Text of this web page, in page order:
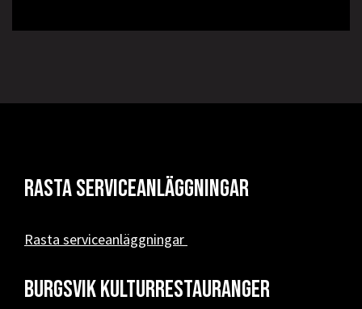
Rasta serviceanläggningar
Rasta serviceanläggningar
Burgsvik kulturrestauranger